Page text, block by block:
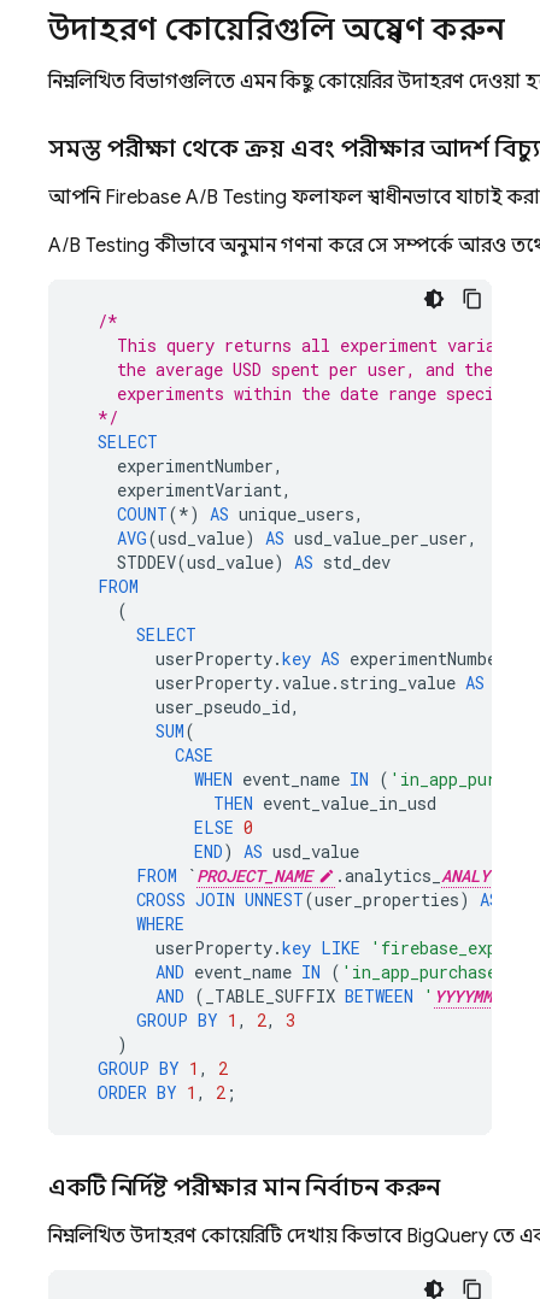
উদাহরণ কোয়েরিগুলি অন্বেষণ করুন
নিম্নলিখিত বিভাগগুলিতে এমন কিছু কোয়েরির উদাহরণ দেওয়া
সমস্ত পরীক্ষা থেকে ক্রয় এবং পরীক্ষার আদর্শ
আপনি Firebase A/B Testing ফলাফল স্বাধীনভাবে যাচাই
A/B Testing কীভাবে অনুমান গণনা করে সে সম্পর্কে আরও
/*
This query returns all experiment
the average USD spent per user, and the
experiments within the date range
  */
SELECT
experimentNumber,
experimentVariant,
COUNT(*) AS unique_users,
AVG(usd_value) AS usd_value_per_user,
STDDEV(usd_value) AS std_dev
FROM
(
SELECT
userProperty.key AS experimentNumber
userProperty.value. string_value AS
user_pseudo_id,
SUM(
CASE
WHEN event_name IN (
THEN event_value_in_usd
ELSE 0
END) AS usd_value
FROM
`PROJECT_NAME .analytics_
CROSS JOIN UNNEST(user_properties) AS
WHERE
userProperty.key LIKE
'firebase_exp_%'
AND event_name IN ( 'in_app_purchase'
AND ( _TABLE_SUFFIX BETWEEN ' YYYYMMDD
GROUP BY 1 , 2,
3
)
GROUP BY 1 ,
2
ORDER BY 1 , 2 ;
একটি নির্দিষ্ট পরীক্ষার মান নির্বাচন করুন
নিম্নলিখিত উদাহরণ কোয়েরিটি দেখায় কিভাবে BigQuery তে